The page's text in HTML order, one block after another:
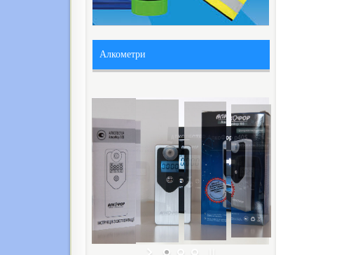
Алкометри